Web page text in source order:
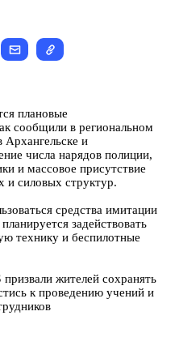
плановые
сообщили в региональном
Архангельске и
числа нарядов полиции,
и массовое присутствие
и силовых структур.
средства имитации
задействовать
технику и беспилотные
жителей сохранять
к проведению учений и